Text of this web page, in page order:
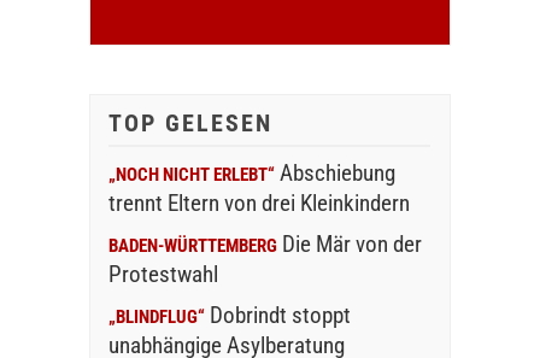
TOP GELESEN
„NOCH NICHT ERLEBT“ Abschiebung
trennt Eltern von drei Kleinkindern
BADEN-WÜRTTEMBERG Die Mär von der
Protestwahl
„BLINDFLUG“ Dobrindt stoppt
unabhängige Asylberatung